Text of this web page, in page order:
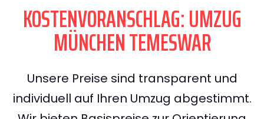
KOSTENVORANSCHLAG: UMZUG
MÜNCHEN TEMESWAR
Unsere Preise sind transparent und
individuell auf Ihren Umzug abgestimmt.